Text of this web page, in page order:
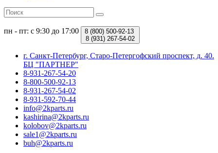
пн - пт: с 9:30 до 17:00 8 (800) 500-92-13
8 (931) 267-54-02
г. Санкт-Петербург, Старо-Петергофский проспект, д. 40.
БЦ "ПАРТНЕР"
8-931-267-54-20
8-800-500-92-13
8-931-267-54-02
8-931-592-70-44
info@2kparts.ru
kashirina@2kparts.ru
kolobov@2kparts.ru
sale1@2kparts.ru
buh@2kparts.ru